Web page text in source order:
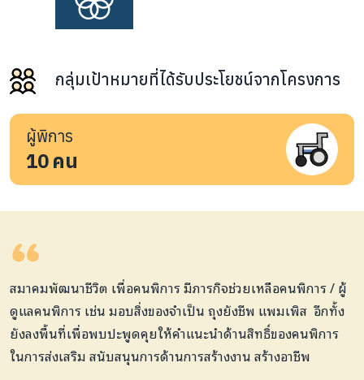
กลุ่มเป้าหมายที่ได้รับประโยชน์จากโครงการ
ผู้พิการ
10คน
สมาคมพัฒนาชีวิต เพื่อคนพิการมีภารกิจช่วยเหลือคนพิการ / ผู้
ดูแลคนพิการ เช่น มอบสิ่งของจำเป็น ถุงยังชีพ แพมเพิส อีกทั้ง
ยังลงพื้นที่เพื่อพบปะพูดคุยให้คำแนะนำด้านสิทธิ์ของคนพิการ
ในการส่งเสริม สนับสนุนการด้านการสร้างงาน สร้างอาชีพ